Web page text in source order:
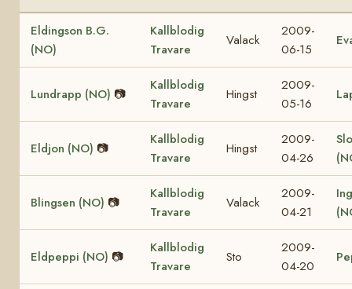
Eldingson B.G.
(NO)
Kallblodig
Travare
Valack
2009-
06-15
Lundrapp (NO) 📷
Kallblodig
Travare
Hingst
2009-
05-16
Eldjon (NO) 📷
Kallblodig
Travare
Hingst
2009-
04-26
Blingsen (NO) 📷
Kallblodig
Travare
Valack
2009-
04-21
Eldpeppi (NO) 📷
Kallblodig
Travare
Sto
2009-
04-20